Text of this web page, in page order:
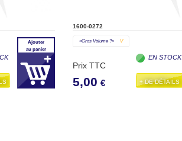
Ajouter
au panier
1600-0272
«gros Volume ?» V
Prix TTC
5,00 €
EN STOCK
+ DE DÉTAILS